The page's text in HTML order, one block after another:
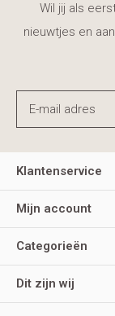
Wil jij als
nieuwtjes en
Klantenservice
Mijn account
Categorieën
Dit zijn wij